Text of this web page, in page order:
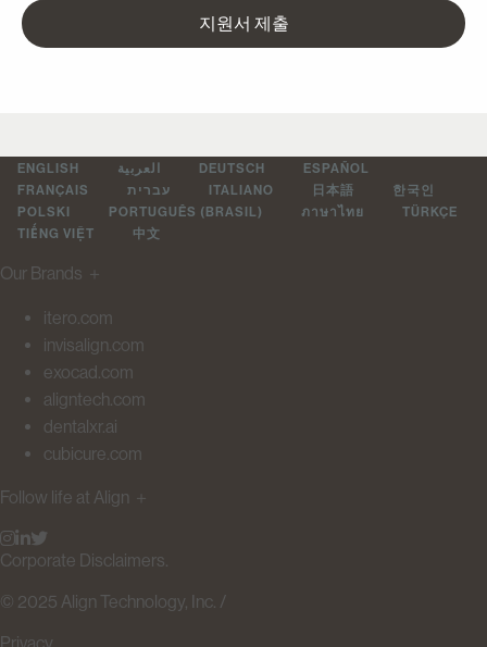
지원서 제출
ENGLISH العربية DEUTSCH
ESPAÑOL
FRANÇAIS
עברית ITALIANO 日本語
한국인
POLSKI
PORTUGUÊS (BRASIL) ภาษาไทย
TÜRKÇE
TIẾNG VIỆT
中文
Our Brands ＋
itero.com
invisalign.com
exocad.com
aligntech.com
dentalxr.ai
cubicure.com
Follow life at Align ＋
Corporate Disclaimers.
© 2025 Align Technology, Inc. /